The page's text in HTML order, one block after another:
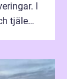
I
tjäle